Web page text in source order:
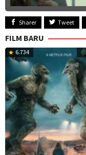
Sharer Tweet
FILM BARU
6.734